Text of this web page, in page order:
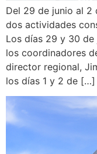
Del 29 de junio al 2
dos actividades
Los días 29 y 30
los coordinadores
director regional,
los días 1 y 2 de […]